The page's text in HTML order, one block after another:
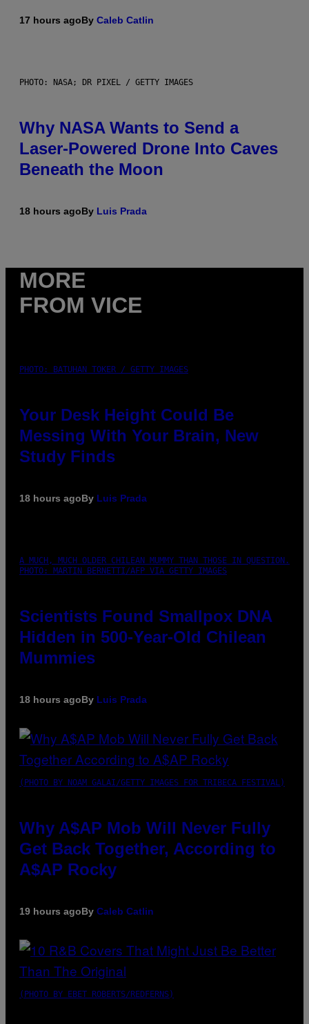
17 hours agoBy Caleb Catlin
PHOTO: NASA; DR PIXEL / GETTY IMAGES
Why NASA Wants to Send a
Laser-Powered Drone Into Caves
Beneath the Moon
18 hours agoBy Luis Prada
MORE
FROM VICE
PHOTO: BATUHAN TOKER / GETTY IMAGES
Your Desk Height Could Be
Messing With Your Brain, New
Study Finds
18 hours agoBy Luis Prada
A MUCH, MUCH OLDER CHILEAN MUMMY THAN THOSE IN QUESTION.
PHOTO: MARTIN BERNETTI/AFP VIA GETTY IMAGES
Scientists Found Smallpox DNA
Hidden in 500-Year-Old Chilean
Mummies
18 hours agoBy Luis Prada
(PHOTO BY NOAM GALAI/GETTY IMAGES FOR TRIBECA FESTIVAL)
Why A$AP Mob Will Never Fully
Get Back Together, According to
A$AP Rocky
19 hours agoBy Caleb Catlin
(PHOTO BY EBET ROBERTS/REDFERNS)